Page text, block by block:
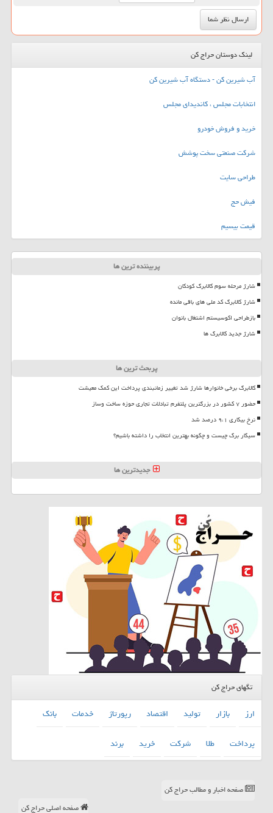
لینک دوستان حراج کن
آب شیرین کن - دستگاه آب شیرین کن
انتخابات مجلس ، کاندیدای مجلس
خرید و فروش خودرو
شرکت صنعتی سخت پوشش
طراحی سایت
فیش حج
قیمت بیسیم
پربیننده ترین ها
شارژ مرحله سوم کالابرگ کودکان
شارژ کالابرگ کد ملی های باقی مانده
بازطراحی اکوسیستم اشتغال بانوان
شارژ جدید کالابرگ ها
پربحث ترین ها
کالابرگ برخی خانوارها شارژ شد تغییر زمانبندی پرداخت این کمک معیشت
حضور ۷ کشور در بزرگترین پلتفرم تبادلات تجاری حوزه ساخت وساز
نرخ بیکاری ۹،۱ درصد شد
سیگار برگ چیست و چگونه بهترین انتخاب را داشته باشیم؟
جدیدترین ها
تگهای حراج کن
ارز بازار تولید اقتصاد رپورتاژ خدمات
بانك
پرداخت
طلا شركت خرید برند
صفحه اخبار و مطالب حراج کن
صفحه اصلی حراج کن